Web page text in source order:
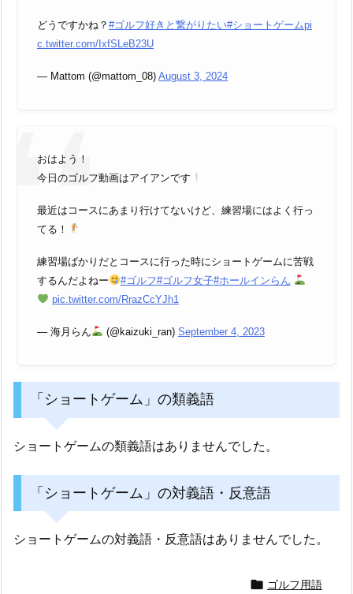
どうですかね？ #ゴルフ好きと繋がりたい#ショートゲームpi
c.twitter.com/IxfSLeB23U
— Mattom (@mattom_08) August 3, 2024
おはよう！
今日のゴルフ動画はアイアンです
最近はコースにあまり行けてないけど、練習場にはよく行っ
てる！
練習場ばかりだとコースに行った時にショートゲームに苦戦
するんだよねー
#ゴルフ#ゴルフ女子#ホールインらん
pic.twitter.com/RrazCcYJh1
— 海月らん (@kaizuki_ran) September 4, 2023
「ショートゲーム」の類義語
ショートゲームの類義語はありませんでした。
「ショートゲーム」の対義語・反意語
ショートゲームの対義語・反意語はありませんでした。
 ゴルフ用語